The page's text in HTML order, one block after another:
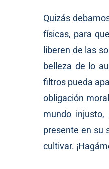
Quizás
físicas, para
liberen de las
belleza de lo
filtros pueda
obligación
mundo
presente en su
cultivar.